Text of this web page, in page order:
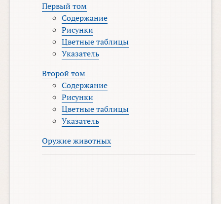
Первый том
Содержание
Рисунки
Цветные таблицы
Указатель
Второй том
Содержание
Рисунки
Цветные таблицы
Указатель
Оружие животных